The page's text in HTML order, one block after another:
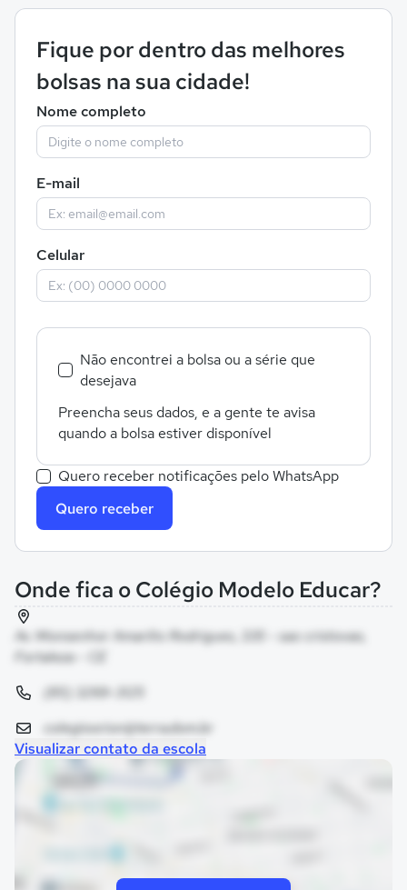
Fique por dentro das melhores
bolsas na sua cidade!
Nome completo
E-mail
Celular
Não encontrei a bolsa ou a série que
desejava
Preencha seus dados, e a gente te avisa
quando a bolsa estiver disponível
Quero receber notificações pelo WhatsApp
Quero receber
Onde fica o Colégio Modelo Educar?
Av. Monsenhor Amarílio Rodrigues, 335 - sao cristovao,
Fortaleza - CE
(85) 3269-3125
colegioorion@terra.dom.br
Visualizar contato da escola